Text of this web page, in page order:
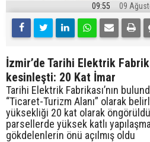
09:55 09
İzmir’de Tarihi Elektrik
kesinleşti: 20 Kat İmar
Tarihi Elektrik Fabrikası’nın
“Ticaret-Turizm Alanı” olarak
yüksekliği 20 kat olarak
parsellerde yüksek katlı
gökdelenlerin önü açılmış oldu